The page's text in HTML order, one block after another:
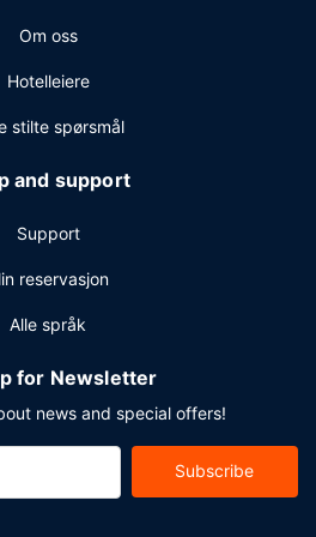
og konferanserom på opp til
ubetjent parkering (inkludert) på
Om oss
Hotelleiere
stilte spørsmål
and support
Support
reservasjon
Alle språk
for Newsletter
news and special offers!
Subscribe